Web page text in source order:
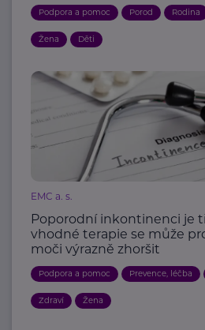
Podpora a pomoc Porod Rodina
Žena Děti
EMC a. s.
Poporodní inkontinenci je
vhodné terapie se může
moči výrazně zhoršit
Podpora a pomoc Prevence, léčba
Zdraví Žena